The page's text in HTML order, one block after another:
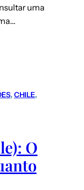
uma
, CHILE
O